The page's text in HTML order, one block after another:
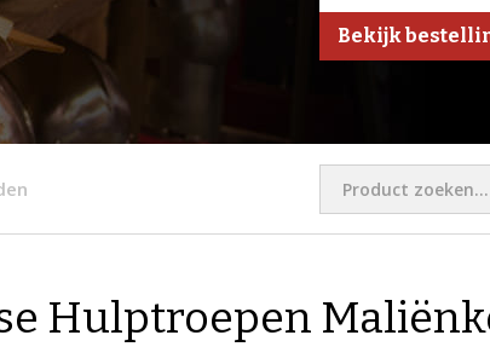
Bekijk
Hulptroepen